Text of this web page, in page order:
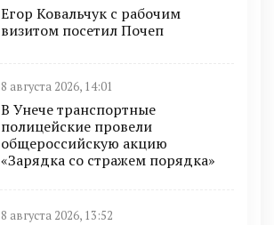
Егор Ковальчук с рабочим
визитом посетил Почеп
8 августа 2026, 14:01
В Унече транспортные
полицейские провели
общероссийскую акцию
«Зарядка со стражем порядка»
8 августа 2026, 13:52